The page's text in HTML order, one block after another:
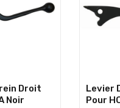
Droit
Noir
Levier
Pour